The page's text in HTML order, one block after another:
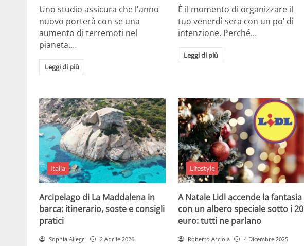
Uno studio assicura che l'anno
nuovo porterà con se una
aumento di terremoti nel
pianeta.…
Leggi di più
È il momento di organizzare il
tuo venerdì sera con un po’ di
intenzione. Perché…
Leggi di più
Italia
Arcipelago di La Maddalena in
barca: itinerario, soste e consigli
pratici
Sophia Allegri 2 Aprile 2026
Lifestyle
A Natale Lidl accende la fantasia
con un albero speciale sotto i 20
euro: tutti ne parlano
Roberto Arciola 4 Dicembre 2025